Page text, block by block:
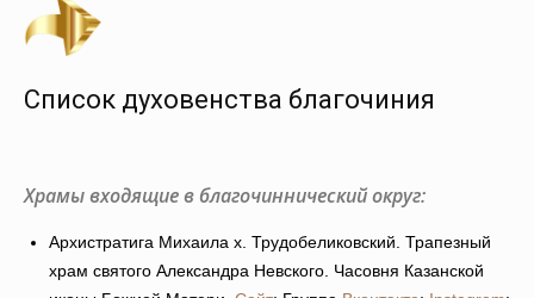
Список духовенства благочиния
Храмы входящие в благочиннический округ:
Архистратига Михаила х. Трудобеликовский. Трапезный
храм святого Александра Невского. Часовня Казанской